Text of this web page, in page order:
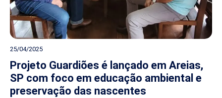
25/04/2025
Projeto Guardiões é lançado em Areias,
SP com foco em educação ambiental e
preservação das nascentes